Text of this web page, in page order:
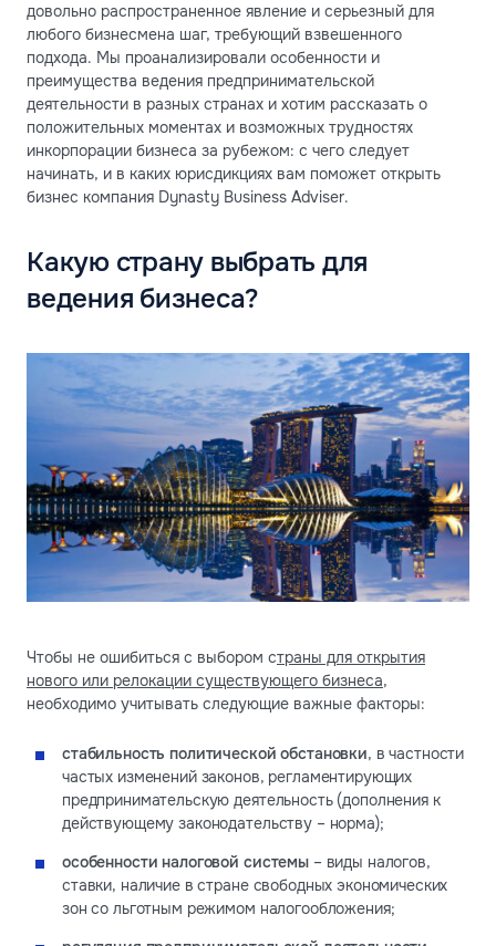
довольно распространенное явление и серьезный для
любого бизнесмена шаг, требующий взвешенного
подхода. Мы проанализировали особенности и
преимущества ведения предпринимательской
деятельности в разных странах и хотим рассказать о
положительных моментах и возможных трудностях
инкорпорации бизнеса за рубежом: с чего следует
начинать, и в каких юрисдикциях вам поможет открыть
бизнес компания Dynasty Business Adviser.
Какую страну выбрать для
ведения бизнеса?
Чтобы не ошибиться с выбором страны для открытия
нового или релокации существующего бизнеса,
необходимо учитывать следующие важные факторы:
стабильность политической обстановки, в частности
частых изменений законов, регламентирующих
предпринимательскую деятельность (дополнения к
действующему законодательству – норма);
особенности налоговой системы– виды налогов,
ставки, наличие в стране свободных экономических
зон со льготным режимом налогообложения;